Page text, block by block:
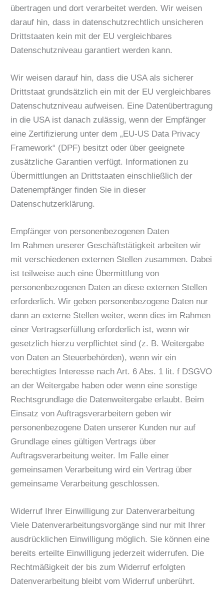
übertragen und dort verarbeitet werden. Wir weisen
darauf hin, dass in datenschutzrechtlich unsicheren
Drittstaaten kein mit der EU vergleichbares
Datenschutzniveau garantiert werden kann.
Wir weisen darauf hin, dass die USA als sicherer
Drittstaat grundsätzlich ein mit der EU vergleichbares
Datenschutzniveau aufweisen. Eine Datenübertragung
in die USA ist danach zulässig, wenn der Empfänger
eine Zertifizierung unter dem „EU-US Data Privacy
Framework“ (DPF) besitzt oder über geeignete
zusätzliche Garantien verfügt. Informationen zu
Übermittlungen an Drittstaaten einschließlich der
Datenempfänger finden Sie in dieser
Datenschutzerklärung.
Empfänger von personenbezogenen Daten
Im Rahmen unserer Geschäftstätigkeit arbeiten wir
mit verschiedenen externen Stellen zusammen. Dabei
ist teilweise auch eine Übermittlung von
personenbezogenen Daten an diese externen Stellen
erforderlich. Wir geben personenbezogene Daten nur
dann an externe Stellen weiter, wenn dies im Rahmen
einer Vertragserfüllung erforderlich ist, wenn wir
gesetzlich hierzu verpflichtet sind (z. B. Weitergabe
von Daten an Steuerbehörden), wenn wir ein
berechtigtes Interesse nach Art. 6 Abs. 1 lit. f DSGVO
an der Weitergabe haben oder wenn eine sonstige
Rechtsgrundlage die Datenweitergabe erlaubt. Beim
Einsatz von Auftragsverarbeitern geben wir
personenbezogene Daten unserer Kunden nur auf
Grundlage eines gültigen Vertrags über
Auftragsverarbeitung weiter. Im Falle einer
gemeinsamen Verarbeitung wird ein Vertrag über
gemeinsame Verarbeitung geschlossen.
Widerruf Ihrer Einwilligung zur Datenverarbeitung
Viele Datenverarbeitungsvorgänge sind nur mit Ihrer
ausdrücklichen Einwilligung möglich. Sie können eine
bereits erteilte Einwilligung jederzeit widerrufen. Die
Rechtmäßigkeit der bis zum Widerruf erfolgten
Datenverarbeitung bleibt vom Widerruf unberührt.